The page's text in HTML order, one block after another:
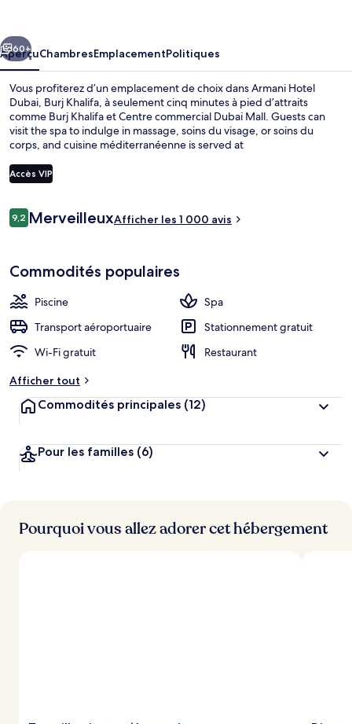
Burj
Khalifa
Vue aérienne
Suivant
60+
AperçuChambresEmplacementPolitiques
Vous profiterez d’un emplacement de choix dans Armani Hotel
Dubai, Burj Khalifa, à seulement cinq minutes à pied d’attraits
comme Burj Khalifa et Centre commercial Dubai Mall. Guests can
visit the spa to indulge in massage, soins du visage, or soins du
corps, and cuisine méditerranéenne is served at
Parmi les autres points saillants de cet hôtel de luxe figurent une
piscine extérieure, un bar attenant à la piscine et un centre
sont des éléments populaires auprès des voyageurs. Le transport en
commun se trouve à proximité : Dubai Trolley Station 1 Tram Station
Accès VIP
Avis
9,29,2 sur 10 –
MerveilleuxAfficher les 1 000 avis
Commodités populaires
Piscine
Spa
Transport aéroportuaire
Stationnement gratuit
Wi-Fi gratuit
Restaurant
Afficher tout
Commodités principales (12)
Pour les familles (6)
Pourquoi vous allez adorer cet hébergement